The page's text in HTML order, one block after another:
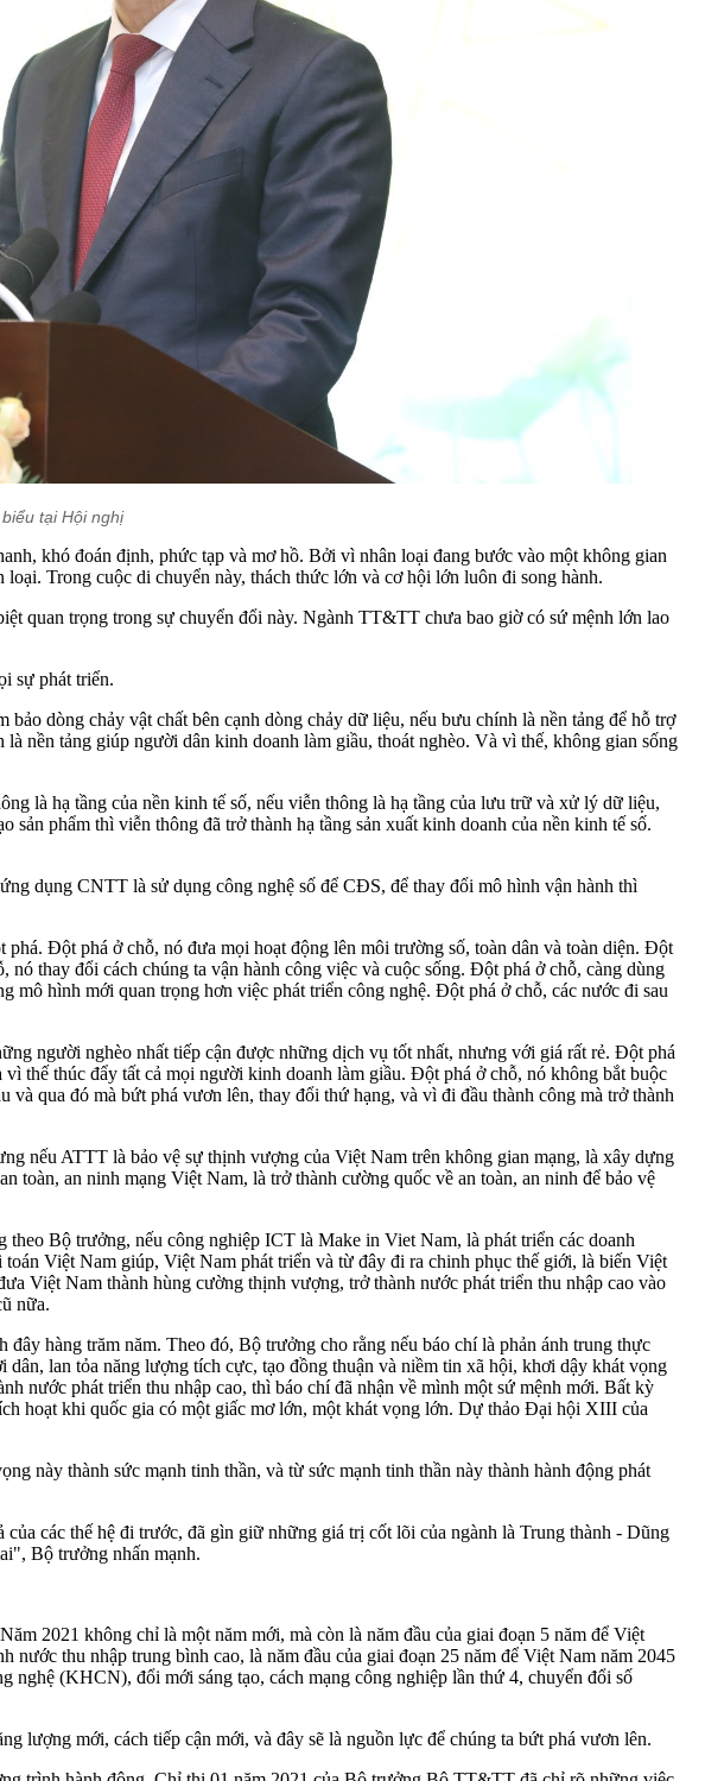
tại Hội nghị
khó đoán định, phức tạp và mơ hồ. Bởi vì nhân loại đang bước vào một không gian
Trong cuộc di chuyển này, thách thức lớn và cơ hội lớn luôn đi song hành.
quan trọng trong sự chuyển đổi này. Ngành TT&TT chưa bao giờ có sứ mệnh lớn lao
sự phát triển.
dòng chảy vật chất bên cạnh dòng chảy dữ liệu, nếu bưu chính là nền tảng để hỗ trợ
nền tảng giúp người dân kinh doanh làm giầu, thoát nghèo. Và vì thế, không gian sống
là hạ tầng của nền kinh tế số, nếu viễn thông là hạ tầng của lưu trữ và xử lý dữ liệu,
phẩm thì viễn thông đã trở thành hạ tầng sản xuất kinh doanh của nền kinh tế số.
dụng CNTT là sử dụng công nghệ số để CĐS, để thay đổi mô hình vận hành thì
Đột phá ở chỗ, nó đưa mọi hoạt động lên môi trường số, toàn dân và toàn diện. Đột
thay đổi cách chúng ta vận hành công việc và cuộc sống. Đột phá ở chỗ, càng dùng
mô hình mới quan trọng hơn việc phát triển công nghệ. Đột phá ở chỗ, các nước đi sau
người nghèo nhất tiếp cận được những dịch vụ tốt nhất, nhưng với giá rất rẻ. Đột phá
thế thúc đẩy tất cả mọi người kinh doanh làm giầu. Đột phá ở chỗ, nó không bắt buộc
qua đó mà bứt phá vươn lên, thay đổi thứ hạng, và vì đi đầu thành công mà trở thành
nếu ATTT là bảo vệ sự thịnh vượng của Việt Nam trên không gian mạng, là xây dựng
toàn, an ninh mạng Việt Nam, là trở thành cường quốc về an toàn, an ninh để bảo vệ
Bộ trưởng, nếu công nghiệp ICT là Make in Viet Nam, là phát triển các doanh
Việt Nam giúp, Việt Nam phát triển và từ đây đi ra chinh phục thế giới, là biến Việt
Việt Nam thành hùng cường thịnh vượng, trở thành nước phát triển thu nhập cao vào
nữa.
hàng trăm năm. Theo đó, Bộ trưởng cho rằng nếu báo chí là phản ánh trung thực
lan tỏa năng lượng tích cực, tạo đồng thuận và niềm tin xã hội, khơi dậy khát vọng
nước phát triển thu nhập cao, thì báo chí đã nhận về mình một sứ mệnh mới. Bất kỳ
hoạt khi quốc gia có một giấc mơ lớn, một khát vọng lớn. Dự thảo Đại hội XIII của
này thành sức mạnh tinh thần, và từ sức mạnh tinh thần này thành hành động phát
các thế hệ đi trước, đã gìn giữ những giá trị cốt lõi của ngành là Trung thành - Dũng
Bộ trưởng nhấn mạnh.
2021 không chỉ là một năm mới, mà còn là năm đầu của giai đoạn 5 năm để Việt
thu nhập trung bình cao, là năm đầu của giai đoạn 25 năm để Việt Nam năm 2045
(KHCN), đổi mới sáng tạo, cách mạng công nghiệp lần thứ 4, chuyển đổi số
lượng mới, cách tiếp cận mới, và đây sẽ là nguồn lực để chúng ta bứt phá vươn lên.